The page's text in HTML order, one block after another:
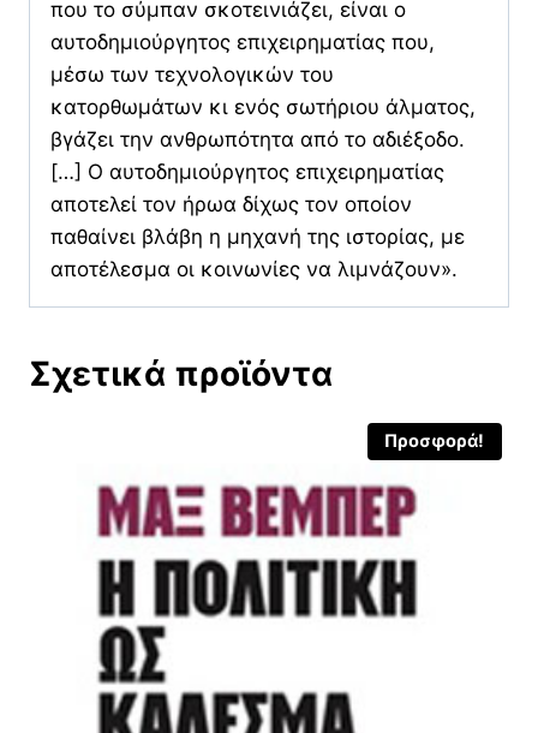
που το σύμπαν σκοτεινιάζει, είναι ο
αυτοδημιούργητος επιχειρηματίας που,
μέσω των τεχνολογικών του
κατορθωμάτων κι ενός σωτήριου άλματος,
βγάζει την ανθρωπότητα από το αδιέξοδο.
[…] Ο αυτοδημιούργητος επιχειρηματίας
αποτελεί τον ήρωα δίχως τον οποίον
παθαίνει βλάβη η μηχανή της ιστορίας, με
αποτέλεσμα οι κοινωνίες να λιμνάζουν».
Σχετικά προϊόντα
Προσφορά!